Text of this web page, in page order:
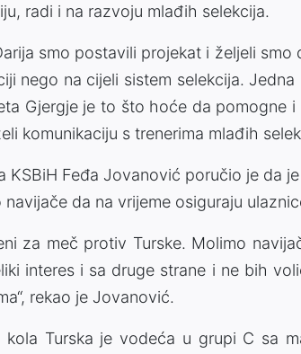
radi i na razvoju mlađih selekcija.
smo postavili projekat i željeli smo
nego na cijeli sistem selekcija.
Gjergje je to što hoće da pomogne
komunikaciju s trenerima mlađih
KSBiH Feđa Jovanović poručio je da
da na vrijeme osiguraju
za meč protiv Turske. Molimo
interes i sa druge strane i ne bih
rekao je Jovanović.
Turska je vodeća u grupi C sa